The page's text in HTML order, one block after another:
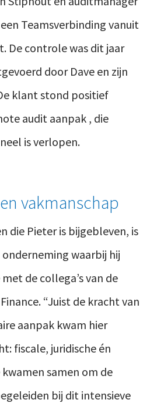
Teamsverbinding vanuit
De controle was dit jaar
door Dave en zijn
klant stond positief
audit aanpak , die
is verlopen.
vakmanschap
die Pieter is bijgebleven, is
waarbij hij
de collega’s van de
“Juist de kracht van
aanpak kwam hier
fiscale, juridische én
samen om de
bij dit intensieve